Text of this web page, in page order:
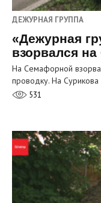
ДЕЖУРНАЯ ГРУППА
«Дежурная
взорвался
На Семафорной
проводку. На
531